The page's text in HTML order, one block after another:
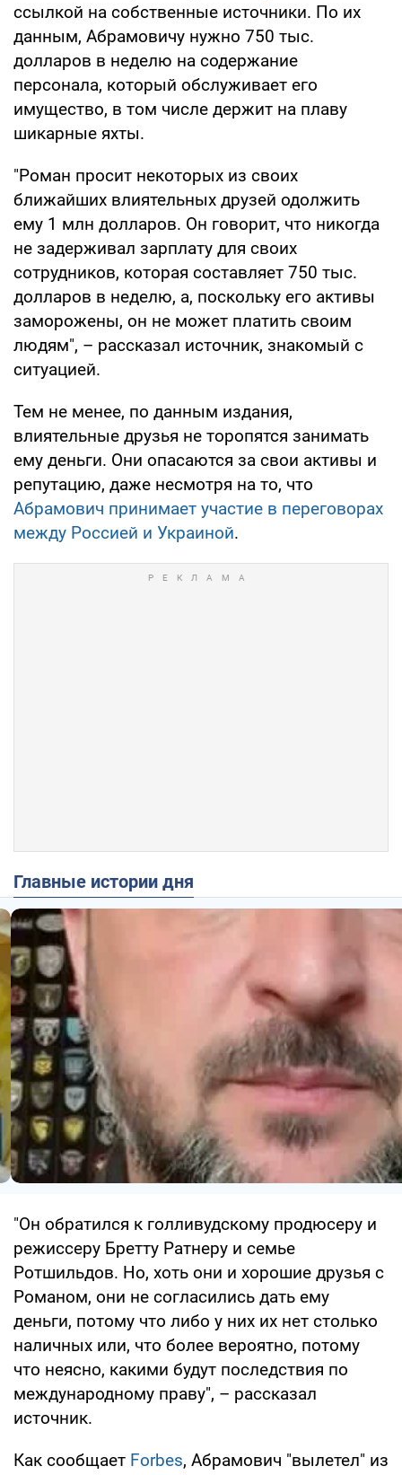
ссылкой на собственные источники. По их
данным, Абрамовичу нужно 750 тыс.
долларов в неделю на содержание
персонала, который обслуживает его
имущество, в том числе держит на плаву
шикарные яхты.
"Роман просит некоторых из своих
ближайших влиятельных друзей одолжить
ему 1 млн долларов. Он говорит, что никогда
не задерживал зарплату для своих
сотрудников, которая составляет 750 тыс.
долларов в неделю, а, поскольку его активы
заморожены, он не может платить своим
людям", – рассказал источник, знакомый с
ситуацией.
Тем не менее, по данным издания,
влиятельные друзья не торопятся занимать
ему деньги. Они опасаются за свои активы и
репутацию, даже несмотря на то, что
Абрамович принимает участие в переговорах
между Россией и Украиной.
Главные истории дня
"Он обратился к голливудскому продюсеру и
режиссеру Бретту Ратнеру и семье
Ротшильдов. Но, хоть они и хорошие друзья с
Романом, они не согласились дать ему
деньги, потому что либо у них их нет столько
наличных или, что более вероятно, потому
что неясно, какими будут последствия по
международному праву", – рассказал
источник.
Как сообщает Forbes, Абрамович "вылетел" из